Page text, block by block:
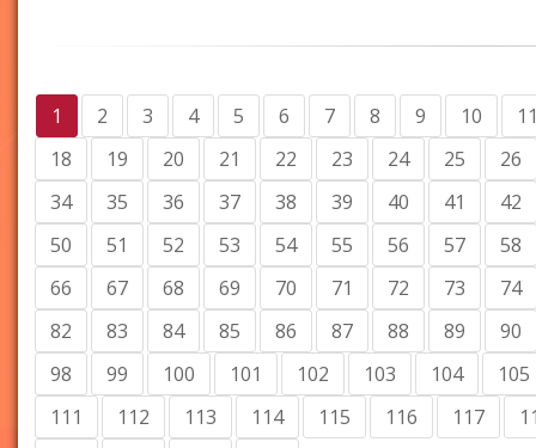
1 2 3 4 5 6 7 8 9 10
18
19 20 21 22 23 24 25
26
34
35 36 37 38 39 40 41
42
50
51 52 53 54 55 56 57
58
66
67 68 69 70 71 72 73
74
82
83 84 85 86 87 88 89
90
98
99 100 101 102 103 104
105
111
112 113 114 115 116 117